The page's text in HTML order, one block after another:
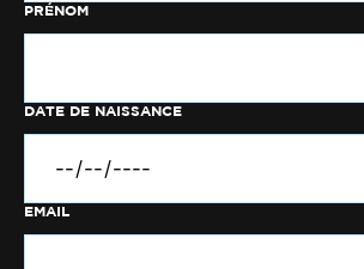
PRÉNOM
DATE DE NAISSANCE
EMAIL